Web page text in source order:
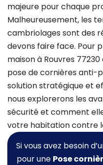
majeure pour chaque
Malheureusement, les
cambriolages sont des
devons faire face.
maison à Rouvres
pose de cornières anti-
solution stratégique et
nous explorerons les
sécurité et comment
votre habitation contre
Si vous avez besoin
pour une Pose